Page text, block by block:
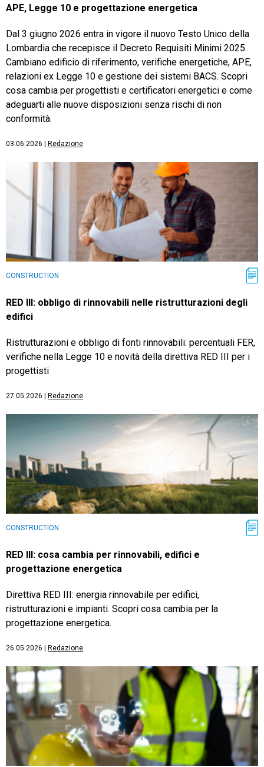
APE, Legge 10 e progettazione energetica
Dal 3 giugno 2026 entra in vigore il nuovo Testo Unico della
Lombardia che recepisce il Decreto Requisiti Minimi 2025.
Cambiano edificio di riferimento, verifiche energetiche, APE,
relazioni ex Legge 10 e gestione dei sistemi BACS. Scopri
cosa cambia per progettisti e certificatori energetici e come
adeguarti alle nuove disposizioni senza rischi di non
conformità.
03.06.2026 Redazione
CONSTRUCTION
RED III: obbligo di rinnovabili nelle ristrutturazioni degli
edifici
Ristrutturazioni e obbligo di fonti rinnovabili: percentuali FER,
verifiche nella Legge 10 e novità della direttiva RED III per i
progettisti
27.05.2026 Redazione
CONSTRUCTION
RED III: cosa cambia per rinnovabili, edifici e
progettazione energetica
Direttiva RED III: energia rinnovabile per edifici,
ristrutturazioni e impianti. Scopri cosa cambia per la
progettazione energetica.
26.05.2026 Redazione